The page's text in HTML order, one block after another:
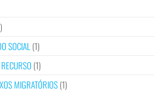
SOCIAL (1)
(1)
MIGRATÓRIOS(1)